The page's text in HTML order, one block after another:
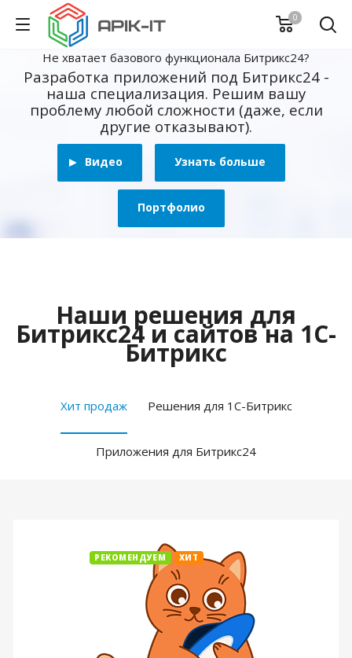
0
Не хватает базового функционала Битрикс24?
Разработка приложений под Битрикс24 -
наша специализация. Решим вашу
проблему любой сложности (даже, если
другие отказывают).
Видео Узнать больше
Портфолио
Наши решения для
Битрикс24 и сайтов на 1С-
Битрикс
Хит продаж Решения для 1С-Битрикс
Приложения для Битрикс24
РЕКОМЕНДУЕМ ХИТ